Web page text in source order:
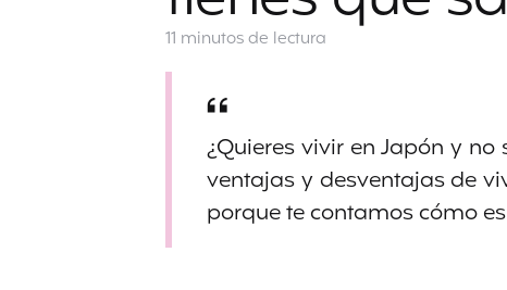
11 minutosde lectura
¿Quieres vivir en Japón y
ventajas y desventajas de
porque te contamos cómo